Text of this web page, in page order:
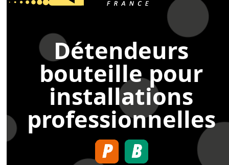
Skip
Détendeurs
bouteille pour
installations
professionnelles